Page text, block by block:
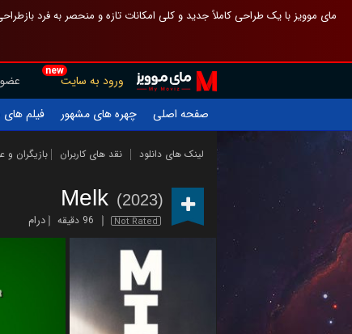
مای موویز با یک طراحی کاملاً جدید و کلی امکانات تازه و منحصر به فرد
new
ورود به سایت
صفحه اصلی
چهره های مشهور فیلم های
لینک های دانلود نقد های کاربران بازیگران و
Melk (2023)
Not Rated 96 دقیقه درام